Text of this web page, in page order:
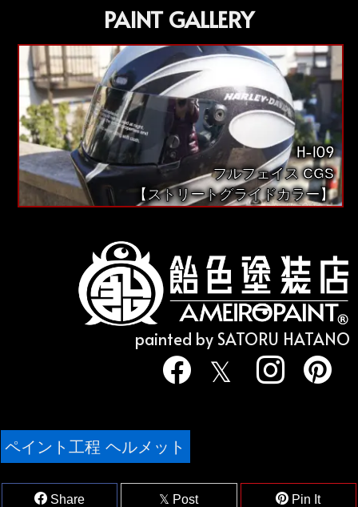
PAINT GALLERY
H-109
フルフェイス CGS
【ストリートグライドカラー】
painted by SATORU HATANO
ペイント工程 ヘルメット
Share Post Pin It